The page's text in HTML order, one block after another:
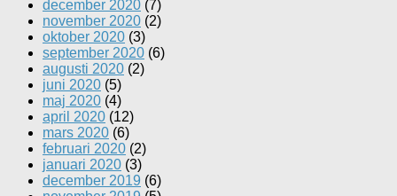
december 2020 (7)
november 2020 (2)
oktober 2020 (3)
september 2020 (6)
augusti 2020 (2)
juni 2020 (5)
maj 2020 (4)
april 2020 (12)
mars 2020 (6)
februari 2020 (2)
januari 2020 (3)
december 2019 (6)